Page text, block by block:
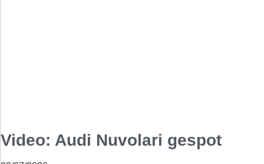
Video: Audi Nuvolari gespot